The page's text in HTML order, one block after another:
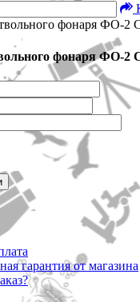
фонаря ФО-2
гарантия от магазина